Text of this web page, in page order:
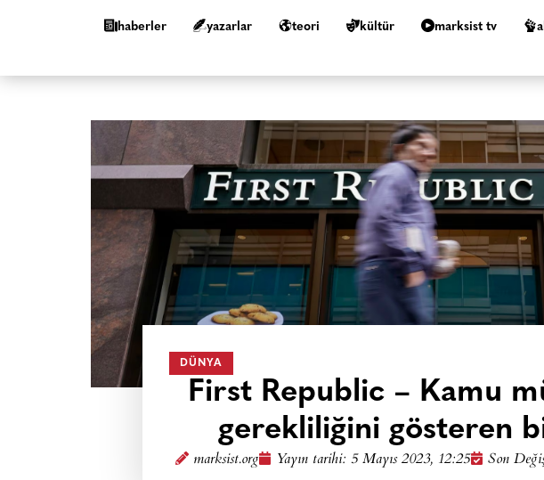
haberler yazarlar teori kültür marksist tv
DÜNYA
First Republic – Kamu
gerekliliğini gösteren
marksist.org Yayın tarihi: 5 Mayıs 2023, 12:25 Son